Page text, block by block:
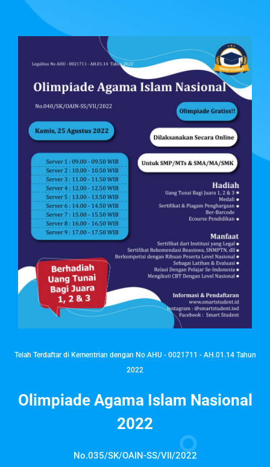
Telah Terdaftar di Kementrian dengan No AHU - 0021711 - AH.01.14 Tahun
2022
Olimpiade Agama Islam Nasional
2022
No.035/SK/OAIN-SS/VII/2022